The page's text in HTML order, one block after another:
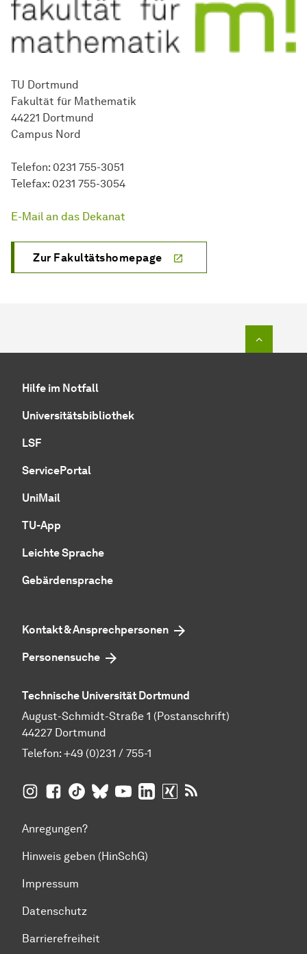
TU Dortmund
Fakultät für Mathematik
44221 Dortmund
Campus Nord
Telefon: 0231 755-3051
Telefax: 0231 755-3054
E-Mail an das Dekanat
Zur Fakultätshomepage
Hilfe im Notfall
Universitätsbibliothek
LSF
ServicePortal
UniMail
TU-App
Leichte Sprache
Gebärdensprache
Kontakt & Ansprechpersonen
Personensuche
Technische Universität Dortmund
August-Schmidt-Straße 1 (Postanschrift)
44227 Dortmund
Telefon: +49 (0)231 / 755-1
TU Dortmund aufInsta­gram
TU Dortmund auf Facebook
TU Dortmund auf TikTok
TU Dortmund auf BlueSky
TU Dortmund auf YouTube
TU Dortmund auf LinkedIn
TU Dortmund auf XING
Anregungen?
Hinweis geben (HinSchG)
Impressum
Datenschutz
Barrierefreiheit